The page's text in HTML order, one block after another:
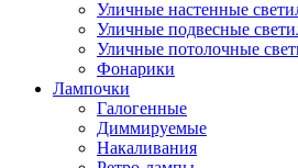
Уличные настенные
Уличные подвесные
Уличные потолочные
Фонарики
Лампочки
Галогенные
Диммируемые
Накаливания